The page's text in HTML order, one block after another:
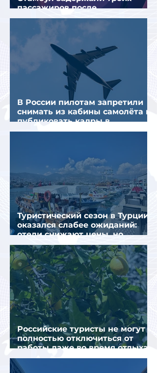
пассажиров после
предполагаемой серии краж
В России пилотам запретили
снимать из кабины самолёта и
публиковать кадры в
интернете
Туристический сезон в Турции
оказался слабее ожиданий:
отели снижают цены, но
загрузка остается низкой
Российские туристы не могут
полностью отключиться от
работы даже во время отдыха
в Турции